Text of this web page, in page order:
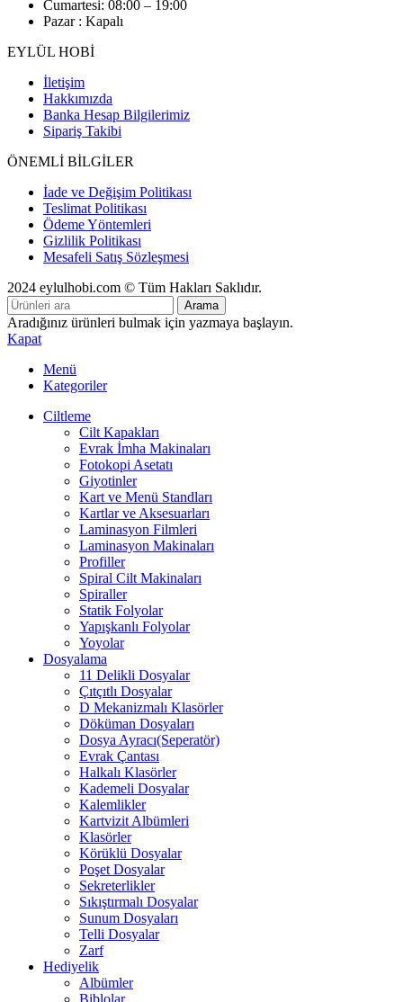
Cumartesi: 08:00 – 19:00
Pazar : Kapalı
EYLÜL HOBİ
İletişim
Hakkımızda
Banka Hesap Bilgilerimiz
Sipariş Takibi
ÖNEMLİ BİLGİLER
İade ve Değişim Politikası
Teslimat Politikası
Ödeme Yöntemleri
Gizlilik Politikası
Mesafeli Satış Sözleşmesi
2024 eylulhobi.com © Tüm Hakları Saklıdır.
Arama
Aradığınız ürünleri bulmak için yazmaya başlayın.
Kapat
Menü
Kategoriler
Ciltleme
Cilt Kapakları
Evrak İmha Makinaları
Fotokopi Asetatı
Giyotinler
Kart ve Menü Standları
Kartlar ve Aksesuarları
Laminasyon Filmleri
Laminasyon Makinaları
Profiller
Spiral Cilt Makinaları
Spiraller
Statik Folyolar
Yapışkanlı Folyolar
Yoyolar
Dosyalama
11 Delikli Dosyalar
Çıtçıtlı Dosyalar
D Mekanizmalı Klasörler
Döküman Dosyaları
Dosya Ayracı(Seperatör)
Evrak Çantası
Halkalı Klasörler
Kademeli Dosyalar
Kalemlikler
Kartvizit Albümleri
Klasörler
Körüklü Dosyalar
Poşet Dosyalar
Sekreterlikler
Sıkıştırmalı Dosyalar
Sunum Dosyaları
Telli Dosyalar
Zarf
Hediyelik
Albümler
Biblolar